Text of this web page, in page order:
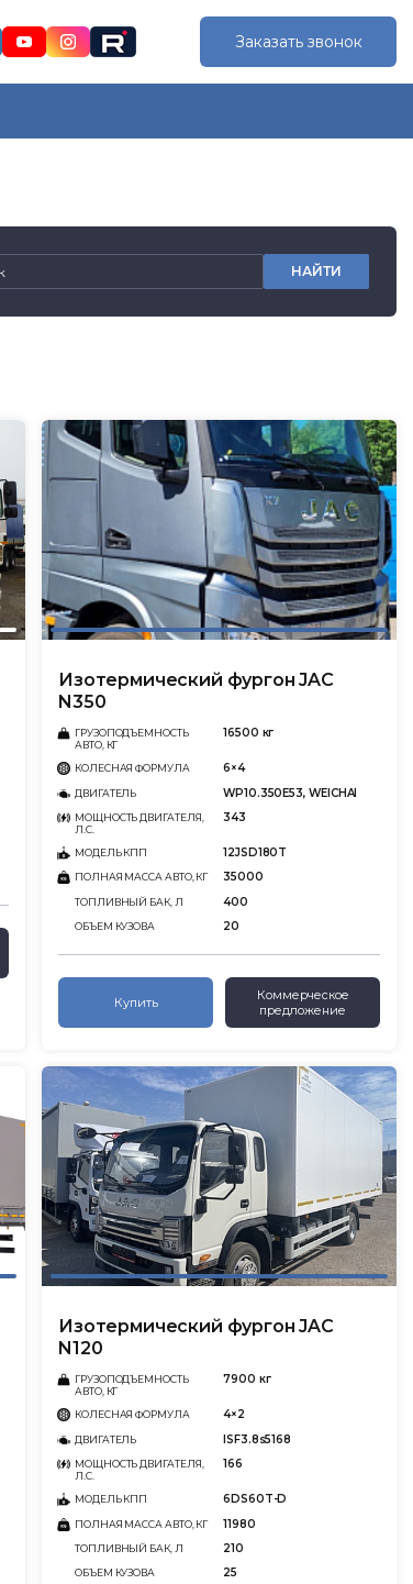
Заказать звонок
НАЙТИ
Изотермический фургон JAC
N350
ГРУЗОПОДЪЕМНОСТЬ
АВТО, КГ
16500 кг
КОЛЕСНАЯ ФОРМУЛА 6×4
ДВИГАТЕЛЬ WP10.350E53, WEICHAI
МОЩНОСТЬ ДВИГАТЕЛЯ,
Л.С.
343
МОДЕЛЬ КПП 12JSD180T
ПОЛНАЯ МАССА АВТО, КГ 35000
ТОПЛИВНЫЙ БАК, Л 400
ОБЪЕМ КУЗОВА 20
Купить
Коммерческое
предложение
Изотермический фургон JAC
N120
ГРУЗОПОДЪЕМНОСТЬ
АВТО, КГ
7900 кг
КОЛЕСНАЯ ФОРМУЛА 4×2
ДВИГАТЕЛЬ ISF3.8s5168
МОЩНОСТЬ ДВИГАТЕЛЯ,
Л.С.
166
МОДЕЛЬ КПП 6DS60T-D
ПОЛНАЯ МАССА АВТО, КГ 11980
ТОПЛИВНЫЙ БАК, Л 210
ОБЪЕМ КУЗОВА 25